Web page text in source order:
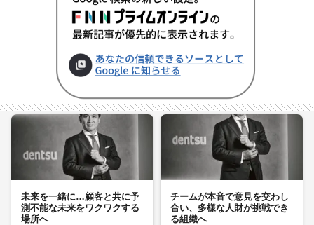
未来を一緒に…顧客と共に予
測不能な未来をワクワクする
場所へ
チームが本音で意見を交わし
合い、多様な人財が挑戦でき
る組織へ